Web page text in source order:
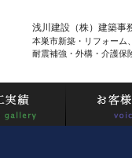
浅川建設（株）建築事
本巣市新築・リフォーム
耐震補強・外構・介護保